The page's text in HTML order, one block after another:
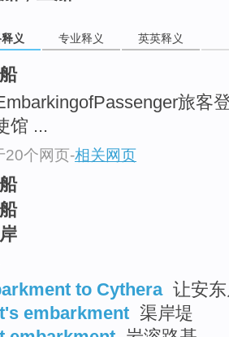
义 专业释义 英英释义
旅客
馆 ...
20个网页-相关网页
to Cythera 让安
embarkment 渠岸堤